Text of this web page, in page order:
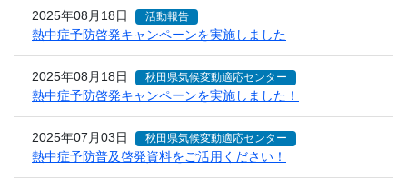
2025年08月18日 活動報告
熱中症予防啓発キャンペーンを実施しました
2025年08月18日 秋田県気候変動適応センター
熱中症予防啓発キャンペーンを実施しました！
2025年07月03日 秋田県気候変動適応センター
熱中症予防普及啓発資料をご活用ください！